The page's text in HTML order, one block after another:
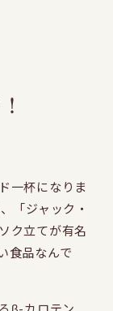
一杯になりま
「ジャック・
ク立てが有名
食品なんで